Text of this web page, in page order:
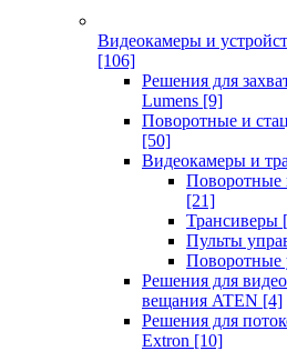
Видеокамеры и
[106]
Решения для
Lumens [9]
Поворотные и
[50]
Видеокамеры и
Поворотные
[21]
Трансиверы
Пульты
Поворотные
Решения для
вещания ATEN [4]
Решения для
Extron [10]